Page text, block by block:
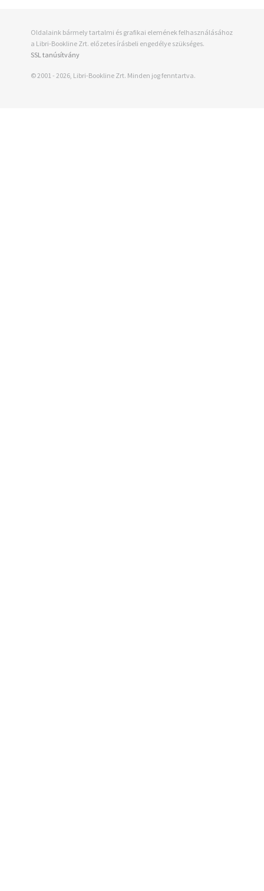
Oldalaink bármely tartalmi és grafikai elemének felhasználásához
a Libri-Bookline Zrt. előzetes írásbeli engedélye szükséges.
SSL tanúsítvány
© 2001 - 2026, Libri-Bookline Zrt. Minden jog fenntartva.